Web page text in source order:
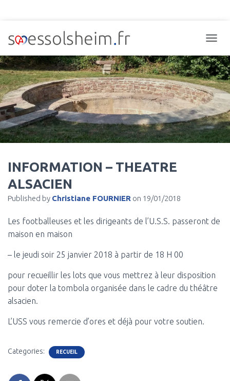
INFORMATION – THEATRE
ALSACIEN
Published by Christiane FOURNIER on 19/01/2018
Les footballeuses et les dirigeants de l’U.S.S. passeront de
maison en maison
– le jeudi soir 25 janvier 2018 à partir de 18 H 00
pour recueillir les lots que vous mettrez à leur disposition
pour doter la tombola organisée dans le cadre du théâtre
alsacien.
L’USS vous remercie d’ores et déjà pour votre soutien.
Categories: RECUEIL